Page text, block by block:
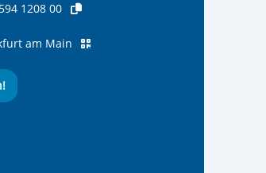
1208 00
am Main